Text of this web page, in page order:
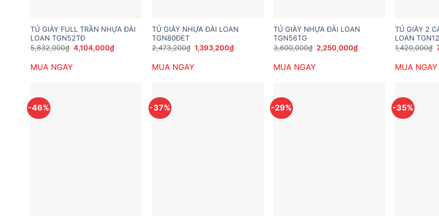
TỦ GIÀY FULL TRẦN NHỰA ĐÀI
LOAN TGN52TĐ
5,832,000₫ Giá
gốc
4,104,000₫Giá
MUA NGAY
TỦ GIÀY NHỰA ĐÀI LOAN
TGN80ĐET
2,473,200₫ Giá
gốc
1,393,200₫Giá
MUA NGAY
TỦ GIÀY NHỰA ĐÀI LOAN
TGN56TG
3,600,000₫ Giá
gốc
2,250,000₫Giá
MUA NGAY
TỦ GIÀY 2
LOAN
1,420,000₫
MUA NGAY
-46% -37% -29% -35%